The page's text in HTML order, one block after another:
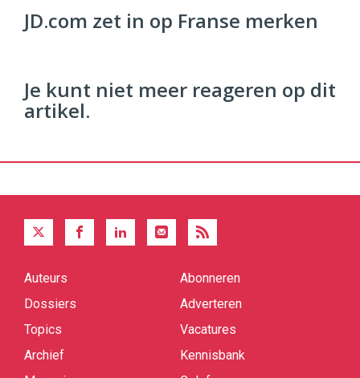
9654
JD.com zet in op Franse merken
Je kunt niet meer reageren op dit
artikel.
Quick
Auteurs
Dossiers
Topics
Archief
Abonneren
Adverteren
Vacatures
Kennisbank